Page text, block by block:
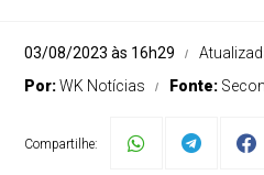
03/08/2023 às 16h29
Por:WK Notícias Fonte:
Compartilhe: